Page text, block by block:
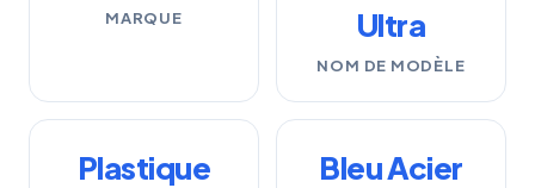
MARQUE
Ultra
NOM DE MODÈLE
Plastique Bleu Acier